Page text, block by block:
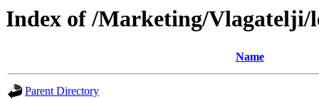
Index of /Marketing/Vlagatelji/
Name
Parent Directory